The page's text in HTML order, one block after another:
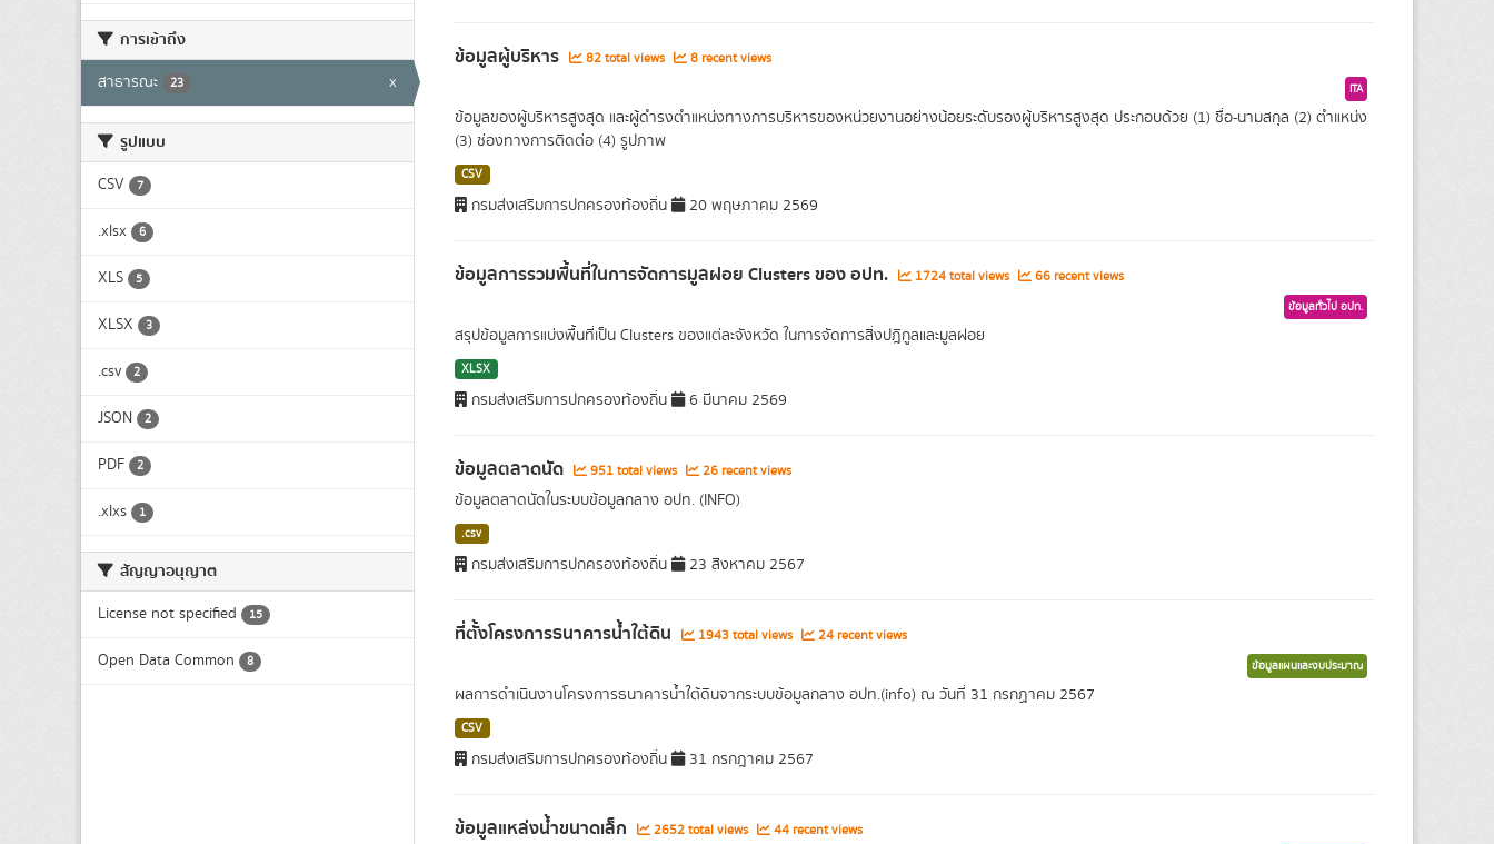
การเข้าถึง
สาธารณะ 23 x
รูปแบบ
CSV 7
.xlsx 6
XLS 5
XLSX 3
.csv 2
JSON 2
PDF 2
.xlxs 1
สัญญาอนุญาต
License not specified 15
Open Data Common 8
ข้อมูลผู้บริหาร 82 total views 8 recent views
ITA
ข้อมูลของผู้บริหารสูงสุด และผู้ดำรงตำแหน่งทางการบริหารของหน่วยงานอย่างน้อยระดับรองผู้บริหารสูงสุด ประกอบด้วย (1) ชื่อ-นามสกุล (2) ตำแหน่ง
(3) ช่องทางการติดต่อ (4) รูปภาพ
CSV
กรมส่งเสริมการปกครองท้องถิ่น 20 พฤษภาคม 2569
ข้อมูลการรวมพื้นที่ในการจัดการมูลฝอย Clusters ของ อปท. 1724 total views 66 recent views
ข้อมูลทั่วไป อปท.
สรุปข้อมูลการแบ่งพื้นที่เป็น Clusters ของแต่ละจังหวัด ในการจัดการสิ่งปฎิกูลและมูลฝอย
XLSX
กรมส่งเสริมการปกครองท้องถิ่น 6 มีนาคม 2569
ข้อมูลตลาดนัด 951 total views 26 recent views
ข้อมูลตลาดนัดในระบบข้อมูลกลาง อปท. (INFO)
.csv
กรมส่งเสริมการปกครองท้องถิ่น 23 สิงหาคม 2567
ที่ตั้งโครงการธนาคารน้ำใต้ดิน 1943 total views 24 recent views
ข้อมูลแผนและงบประมาณ
ผลการดำเนินงานโครงการธนาคารน้ำใต้ดินจากระบบข้อมูลกลาง อปท.(info) ณ วันที่ 31 กรกฏาคม 2567
CSV
กรมส่งเสริมการปกครองท้องถิ่น 31 กรกฎาคม 2567
ข้อมูลแหล่งน้ำขนาดเล็ก 2652 total views 44 recent views